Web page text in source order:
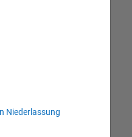
Niederlassung